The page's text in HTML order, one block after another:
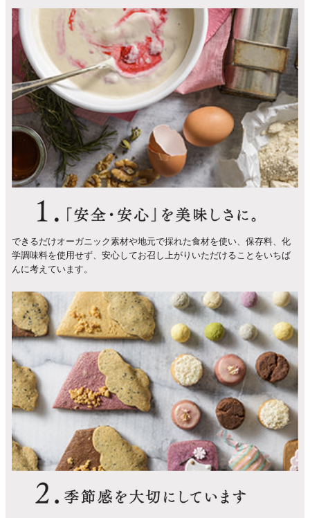
できるだけオーガニック素材や地元で採れた食材を使い、保存料、化
学調味料を使用せず、安心してお召し上がりいただけることをいちば
んに考えています。